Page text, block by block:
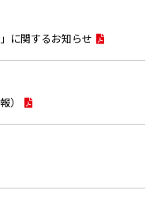
に関するお知らせ
）